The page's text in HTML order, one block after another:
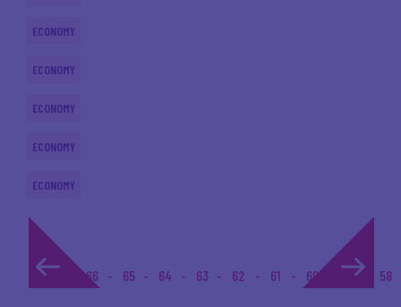
ECONOMY
ECONOMY
ECONOMY
ECONOMY
ECONOMY
1... 66 65 64 63 62 61 60 59 58